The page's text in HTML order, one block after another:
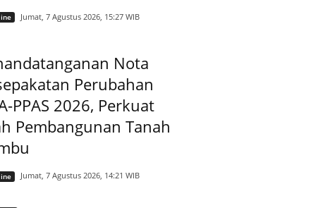
Jumat, 7 Agustus 2026, 15:27 WIB
Nota
Perubahan
PPAS 2026, Perkuat
Pembangunan Tanah
Jumat, 7 Agustus 2026, 14:21 WIB